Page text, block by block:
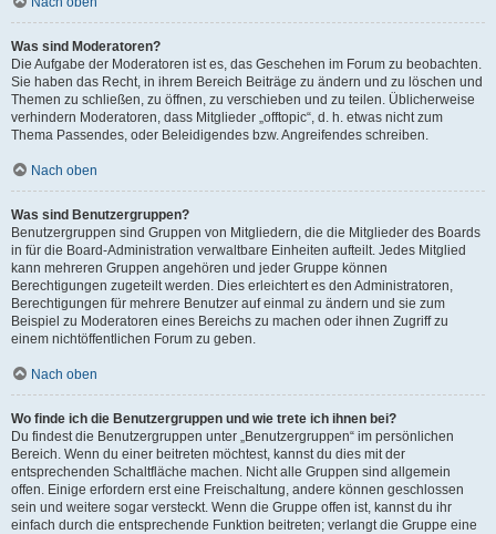
Was sind Moderatoren?
Die Aufgabe der Moderatoren ist es, das Geschehen im Forum zu beobachten.
Sie haben das Recht, in ihrem Bereich Beiträge zu ändern und zu löschen und
Themen zu schließen, zu öffnen, zu verschieben und zu teilen. Üblicherweise
verhindern Moderatoren, dass Mitglieder „offtopic“, d. h. etwas nicht zum
Thema Passendes, oder Beleidigendes bzw. Angreifendes schreiben.
Nach oben
Was sind Benutzergruppen?
Benutzergruppen sind Gruppen von Mitgliedern, die die Mitglieder des Boards
in für die Board-Administration verwaltbare Einheiten aufteilt. Jedes Mitglied
kann mehreren Gruppen angehören und jeder Gruppe können
Berechtigungen zugeteilt werden. Dies erleichtert es den Administratoren,
Berechtigungen für mehrere Benutzer auf einmal zu ändern und sie zum
Beispiel zu Moderatoren eines Bereichs zu machen oder ihnen Zugriff zu
einem nichtöffentlichen Forum zu geben.
Nach oben
Wo finde ich die Benutzergruppen und wie trete ich ihnen bei?
Du findest die Benutzergruppen unter „Benutzergruppen“ im persönlichen
Bereich. Wenn du einer beitreten möchtest, kannst du dies mit der
entsprechenden Schaltfläche machen. Nicht alle Gruppen sind allgemein
offen. Einige erfordern erst eine Freischaltung, andere können geschlossen
sein und weitere sogar versteckt. Wenn die Gruppe offen ist, kannst du ihr
einfach durch die entsprechende Funktion beitreten; verlangt die Gruppe eine